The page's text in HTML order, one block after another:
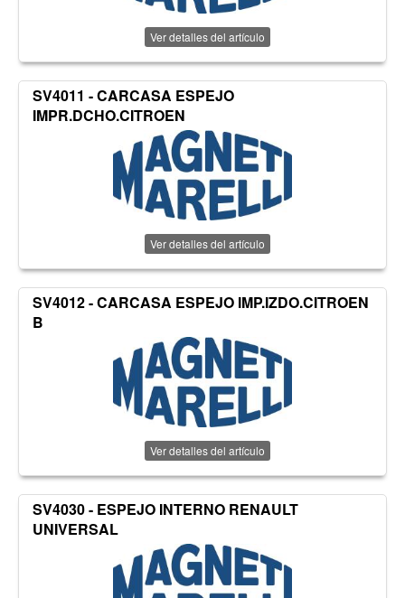
Ver detalles del artículo
SV4011 - CARCASA ESPEJO
IMPR.DCHO.CITROEN
Ver detalles del artículo
SV4012 - CARCASA ESPEJO IMP.IZDO.CITROEN
B
Ver detalles del artículo
SV4030 - ESPEJO INTERNO RENAULT
UNIVERSAL